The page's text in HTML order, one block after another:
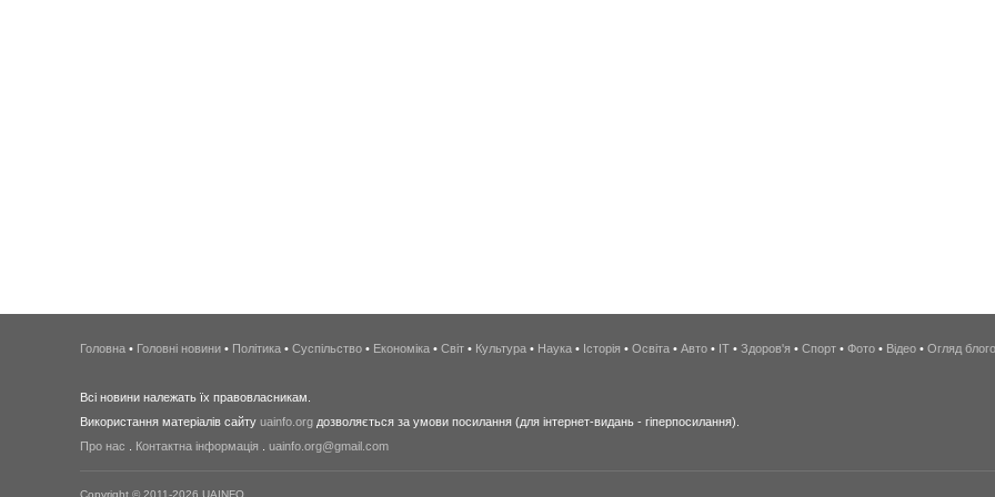
Головна • Головні новини • Політика • Суспільство • Економіка • Світ • Культура • Наука • Історія • Освіта • Авто • IT • Здоров'я • Спорт • Фото • Відео • Огляд
Всі новини належать їх правовласникам.
Використання матеріалів сайту uainfo.org дозволяється за умови посилання (для інтернет-видань - гіперпосилання).
Про нас
Контактна інформація uainfo.org@gmail.com
Copyright © 2011-2026 UAINFO.